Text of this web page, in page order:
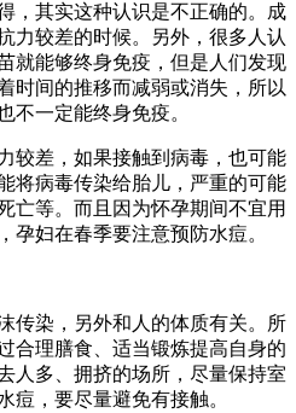
，其实这种认识是不正确的。成
力较差的时候。另外，很多人认
就能够终身免疫，但是人们发现
时间的推移而减弱或消失，所以
不一定能终身免疫。
较差，如果接触到病毒，也可能
将病毒传染给胎儿，严重的可能
亡等。而且因为怀孕期间不宜用
孕妇在春季要注意预防水痘。
传染，另外和人的体质有关。所
合理膳食、适当锻炼提高自身的
人多、拥挤的场所，尽量保持室
痘，要尽量避免有接触。